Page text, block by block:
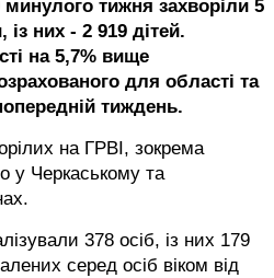
минулого тижня захворіли 5
них - 2 919 дітей.
на 5,7% вище
для області та
тиждень.
на ГРВІ, зокрема
у Черкаському та
378 осіб, із них 179
серед осіб віком від